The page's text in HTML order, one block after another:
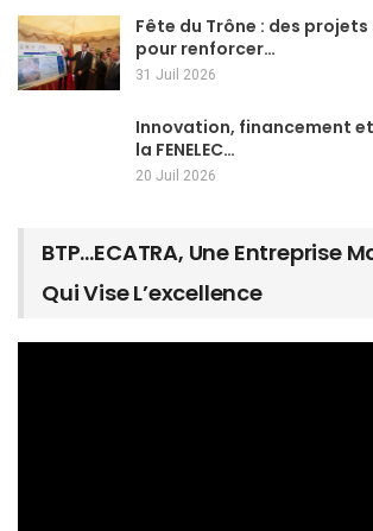
Fête du Trône : des
pour renforcer…
31 Juil 2026
Innovation, financement
la FENELEC…
20 Juil 2026
BTP…ECATRA, Une Entreprise
Qui Vise L’excellence